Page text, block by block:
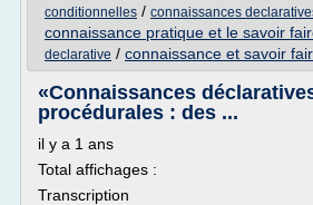
conditionnelles / connaissances
connaissance pratique et le savoir
declarative / connaissance et savoir
«Connaissances
procédurales : des ...
il y a 1 ans
Total affichages :
Transcription